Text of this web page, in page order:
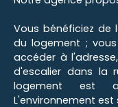
Vous bénéficiez de
du logement ;
accéder à
d'escalier dans la
logement est
L'environnement est